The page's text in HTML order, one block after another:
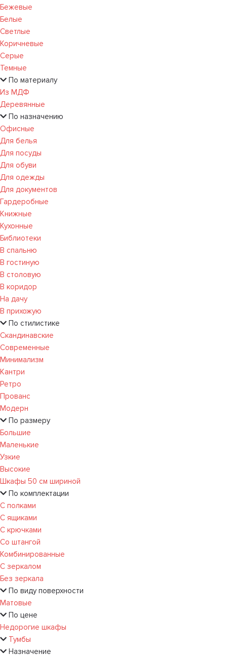
Бежевые
Белые
Светлые
Коричневые
Серые
Темные
По материалу
Из МДФ
Деревянные
По назначению
Офисные
Для белья
Для посуды
Для обуви
Для одежды
Для документов
Гардеробные
Книжные
Кухонные
Библиотеки
В спальню
В гостиную
В столовую
В коридор
На дачу
В прихожую
По стилистике
Скандинавские
Современные
Минимализм
Кантри
Ретро
Прованс
Модерн
По размеру
Большие
Маленькие
Узкие
Высокие
Шкафы 50 см шириной
По комплектации
С полками
С ящиками
С крючками
Со штангой
Комбинированные
С зеркалом
Без зеркала
По виду поверхности
Матовые
По цене
Недорогие шкафы
Тумбы
Назначение